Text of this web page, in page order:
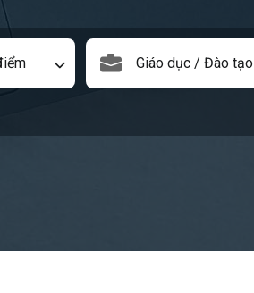
Giáo dục / Đào tạo